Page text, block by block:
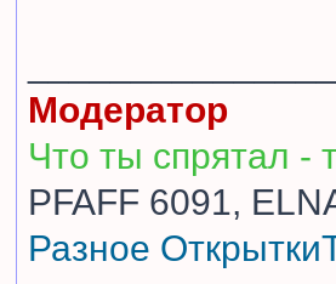
Модератор
Что ты спрятал -
PFAFF 6091,
Разное Открытки